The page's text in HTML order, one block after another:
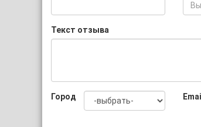
Текст отзыва
Город Email